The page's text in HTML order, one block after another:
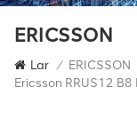
ERICSSON
Lar / ERICSSON